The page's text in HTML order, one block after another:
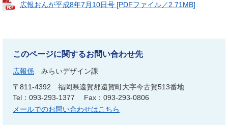
広報おんが平成8年7月10日号 [PDFファイル／2.71MB]
このページに関するお問い合わせ先
広報係
みらいデザイン課
〒811-4392
福岡県遠賀郡遠賀町大字今古賀513番地
Tel：093-293-1377
Fax：093-293-0806
メールでのお問い合わせはこちら